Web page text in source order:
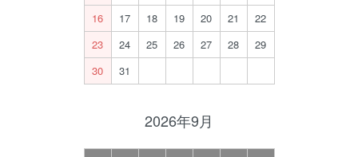
16
17 18 19 20 21
22
23
24 25 26 27 28
29
30
31
2026年9月